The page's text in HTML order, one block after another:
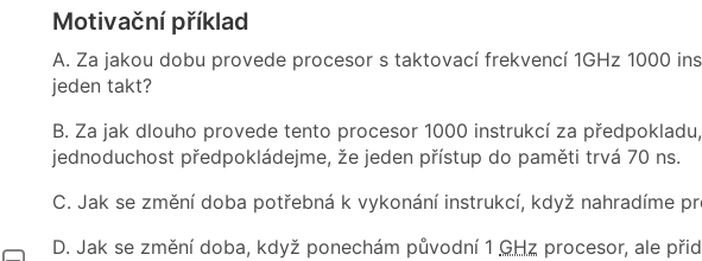
Motivační příklad
A. Za jakou dobu provede procesor s taktovací frekvencí 1GHz 1000
jeden takt?
B. Za jak dlouho provede tento procesor 1000 instrukcí za
jednoduchost předpokládejme, že jeden přístup do paměti trvá 70 ns.
C. Jak se změní doba potřebná k vykonání instrukcí, když nahradíme
D. Jak se změní doba, když ponechám původní 1 GHz procesor, ale